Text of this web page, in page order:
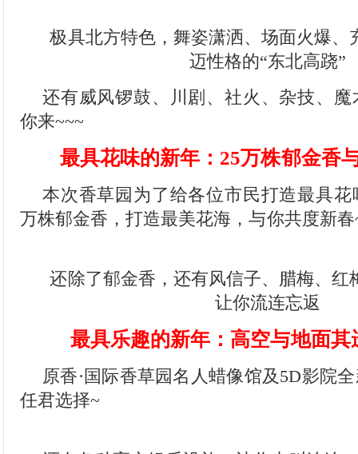
极具北方特色，舞姿潇洒、场面火爆、
迈性格的“东北高跷”
还有威风锣鼓、川剧、社火、杂技、
你来~~~
最具花味的新年：25万株郁金香
本次香草园为了给各位市民打造最具花
万株郁金香，打造最美花海，与你共度新春
还除了郁金香，还有风信子、腊梅、红
让你流连忘返
最具乐趣的新年：高空与地面其
原香·国际香草园名人蜡像馆及5D影院
任君选择~